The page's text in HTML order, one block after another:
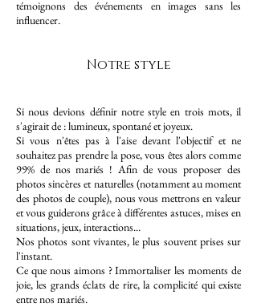
témoignons des événements en images sans les
influencer.
Notre style
Si nous devions définir notre style en trois mots, il
s'agirait de : lumineux, spontané et joyeux.
Si vous n'êtes pas à l'aise devant l'objectif et ne
souhaitez pas prendre la pose, vous êtes alors comme
99% de nos mariés ! Afin de vous proposer des
photos sincères et naturelles (notamment au moment
des photos de couple), nous vous mettrons en valeur
et vous guiderons grâce à différentes astuces, mises en
situations, jeux, interactions...
Nos photos sont vivantes, le plus souvent prises sur
l'instant.
Ce que nous aimons ? Immortaliser les moments de
joie, les grands éclats de rire, la complicité qui existe
entre nos mariés.